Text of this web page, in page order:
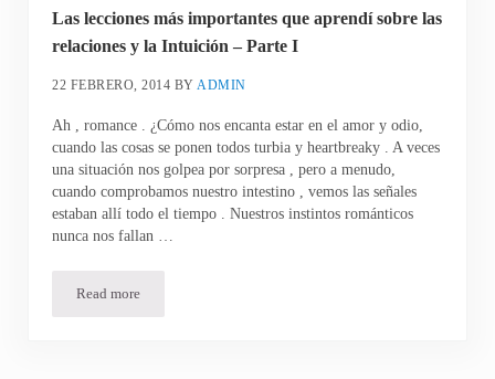
Las lecciones más importantes que aprendí sobre las
relaciones y la Intuición – Parte I
22 FEBRERO, 2014 BY ADMIN
Ah , romance . ¿Cómo nos encanta estar en el amor y odio,
cuando las cosas se ponen todos turbia y heartbreaky . A veces
una situación nos golpea por sorpresa , pero a menudo,
cuando comprobamos nuestro intestino , vemos las señales
estaban allí todo el tiempo . Nuestros instintos románticos
nunca nos fallan …
Read moreLas lecciones más importantes que aprendí sobre las relaciones